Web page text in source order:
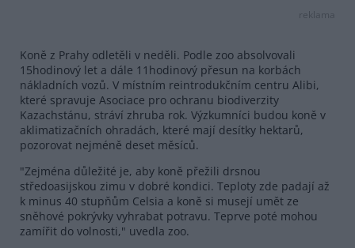
reklama
Koně z Prahy odletěli v neděli. Podle zoo absolvovali
15hodinový let a dále 11hodinový přesun na korbách
nákladních vozů. V místním reintrodukčním centru Alibi,
které spravuje Asociace pro ochranu biodiverzity
Kazachstánu, stráví zhruba rok. Výzkumníci budou koně v
aklimatizačních ohradách, které mají desítky hektarů,
pozorovat nejméně deset měsíců.
"Zejména důležité je, aby koně přežili drsnou
středoasijskou zimu v dobré kondici. Teploty zde padají až
k minus 40 stupňům Celsia a koně si musejí umět ze
sněhové pokrývky vyhrabat potravu. Teprve poté mohou
zamířit do volnosti," uvedla zoo.